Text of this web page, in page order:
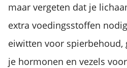
maar vergeten dat je
extra voedingsstoffen
eiwitten voor spierbehoud,
je hormonen en vezels